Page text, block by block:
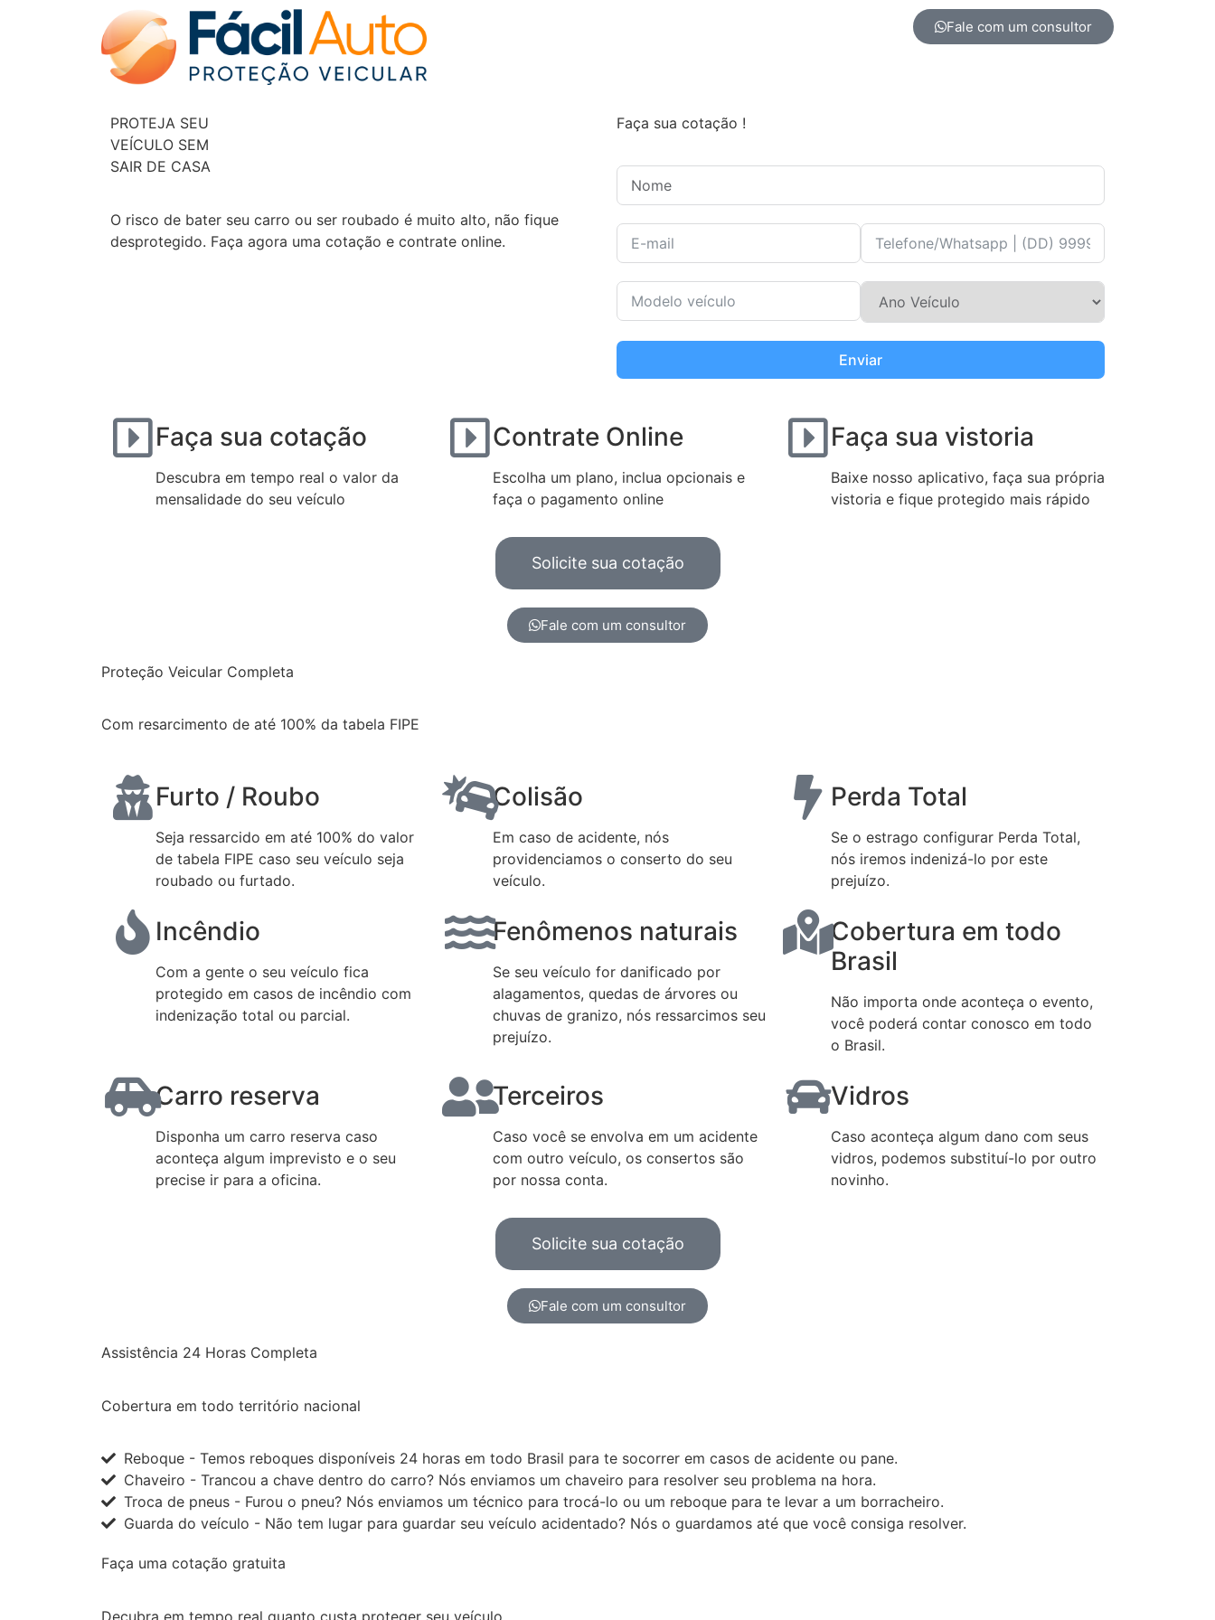
Fale com um consultor
PROTEJA SEU
VEÍCULO SEM
SAIR DE CASA
O risco de bater seu carro ou ser roubado é muito alto, não fique
desprotegido. Faça agora uma cotação e contrate online.
Faça sua cotação !
Enviar
Faça sua cotação
Descubra em tempo real o valor da
mensalidade do seu veículo
Contrate Online
Escolha um plano, inclua opcionais e
faça o pagamento online
Faça sua vistoria
Baixe nosso aplicativo, faça sua própria
vistoria e fique protegido mais rápido
Solicite sua cotação
Fale com um consultor
Proteção Veicular Completa
Com resarcimento de até 100% da tabela FIPE
Furto / Roubo
Seja ressarcido em até 100% do valor
de tabela FIPE caso seu veículo seja
roubado ou furtado.
Colisão
Em caso de acidente, nós
providenciamos o conserto do seu
veículo.
Perda Total
Se o estrago configurar Perda Total,
nós iremos indenizá-lo por este
prejuízo.
Incêndio
Com a gente o seu veículo fica
protegido em casos de incêndio com
indenização total ou parcial.
Fenômenos naturais
Se seu veículo for danificado por
alagamentos, quedas de árvores ou
chuvas de granizo, nós ressarcimos seu
prejuízo.
Cobertura em todo
Brasil
Não importa onde aconteça o evento,
você poderá contar conosco em todo
o Brasil.
Carro reserva
Disponha um carro reserva caso
aconteça algum imprevisto e o seu
precise ir para a oficina.
Terceiros
Caso você se envolva em um acidente
com outro veículo, os consertos são
por nossa conta.
Vidros
Caso aconteça algum dano com seus
vidros, podemos substituí-lo por outro
novinho.
Solicite sua cotação
Fale com um consultor
Assistência 24 Horas Completa
Cobertura em todo território nacional
Reboque - Temos reboques disponíveis 24 horas em todo Brasil para te socorrer em casos de acidente ou pane.
Chaveiro - Trancou a chave dentro do carro? Nós enviamos um chaveiro para resolver seu problema na hora.
Troca de pneus - Furou o pneu? Nós enviamos um técnico para trocá-lo ou um reboque para te levar a um borracheiro.
Guarda do veículo - Não tem lugar para guardar seu veículo acidentado? Nós o guardamos até que você consiga resolver.
Faça uma cotação gratuita
Decubra em tempo real quanto custa proteger seu veículo